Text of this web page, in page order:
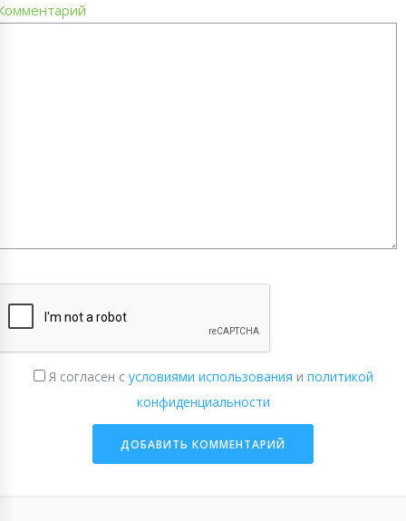
Я согласен с условиями использования и политикой
конфиденциальности